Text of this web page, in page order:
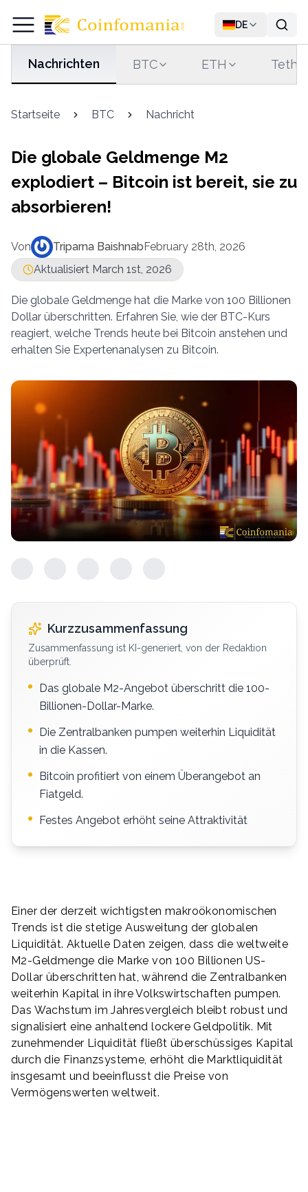
DE
Nachrichten BTC ETH
Startseite BTC Nachricht
Die globale Geldmenge M2
explodiert – Bitcoin ist bereit, sie zu
absorbieren!
Von Triparna BaishnabFebruary 28th, 2026
Aktualisiert March 1st, 2026
Die globale Geldmenge hat die Marke von 100 Billionen
Dollar überschritten. Erfahren Sie, wie der BTC-Kurs
reagiert, welche Trends heute bei Bitcoin anstehen und
erhalten Sie Expertenanalysen zu Bitcoin.
Kurzzusammenfassung
Zusammenfassung ist KI-generiert, von der Redaktion
überprüft.
Das globale M2-Angebot überschritt die 100-
Billionen-Dollar-Marke.
Die Zentralbanken pumpen weiterhin Liquidität
in die Kassen.
Bitcoin profitiert von einem Überangebot an
Fiatgeld.
Festes Angebot erhöht seine Attraktivität
Einer der derzeit wichtigsten makroökonomischen
Trends ist die stetige Ausweitung der globalen
Liquidität. Aktuelle Daten zeigen, dass die weltweite
M2-Geldmenge die Marke von 100 Billionen US-
Dollar überschritten hat, während die Zentralbanken
weiterhin Kapital in ihre Volkswirtschaften pumpen.
Das Wachstum im Jahresvergleich bleibt robust und
signalisiert eine anhaltend lockere Geldpolitik. Mit
zunehmender Liquidität fließt überschüssiges Kapital
durch die Finanzsysteme, erhöht die Marktliquidität
insgesamt und beeinflusst die Preise von
Vermögenswerten weltweit.